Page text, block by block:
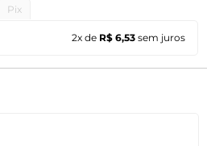
Pix
2x de R$ 6,53 sem juros